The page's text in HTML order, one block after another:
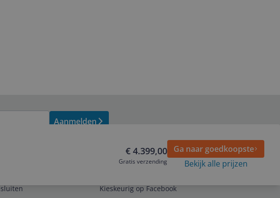
€ 4.399,00
Gratis verzending
Ga naar goedkoopste
Bekijk alle prijzen
Aanmelden
Kieskeurig op Facebook